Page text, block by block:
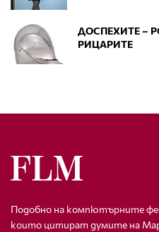
ДОСПЕХИТЕ –
РИЦАРИТЕ
Подобно на компютърните
които цитират думите на